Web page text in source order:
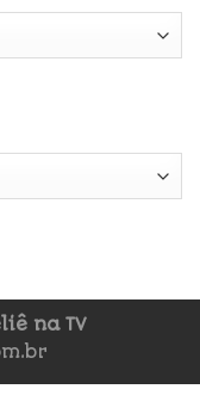
na TV